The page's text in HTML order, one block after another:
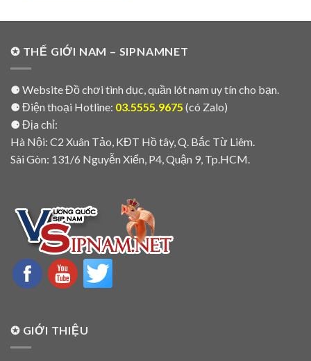
✪ THẾ GIỚI NAM – SIPNAMNET
⚈ Website Đồ chơi tình dục, quần lót nam uy tín cho bạn.
⚈ Điện thoại Hotline: 03.5555.9675 (có Zalo)
⚈ Địa chỉ:
Hà Nội: C2 Xuân Tảo, KĐT Hồ tây, Q. Bắc Từ Liêm.
Sài Gòn: 131/6 Nguyễn Xiển, P4, Quận 9, Tp.HCM.
✪ GIỚI THIỆU